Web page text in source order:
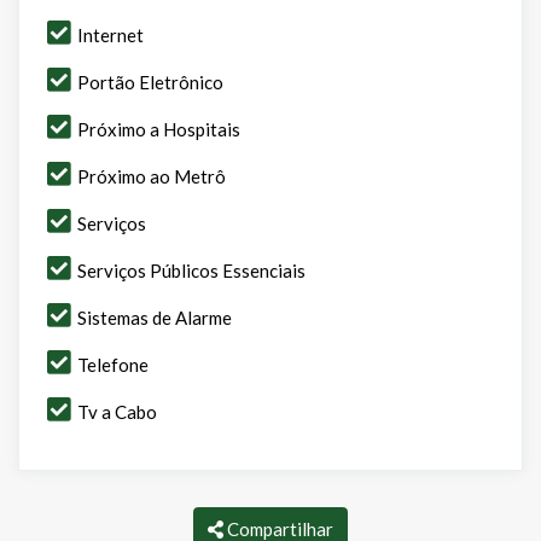
Internet
Portão Eletrônico
Próximo a Hospitais
Próximo ao Metrô
Serviços
Serviços Públicos Essenciais
Sistemas de Alarme
Telefone
Tv a Cabo
Compartilhar